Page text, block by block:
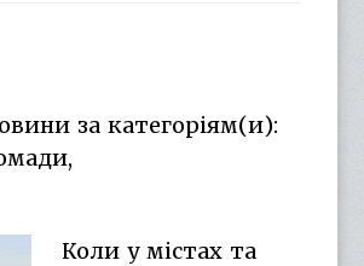
за категоріям(и):
Коли у містах та